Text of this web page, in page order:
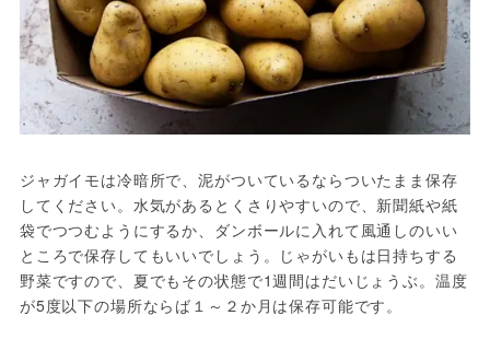
ジャガイモは冷暗所で、泥がついているならついたまま保存
してください。水気があるとくさりやすいので、新聞紙や紙
袋でつつむようにするか、ダンボールに入れて風通しのいい
ところで保存してもいいでしょう。じゃがいもは日持ちする
野菜ですので、夏でもその状態で1週間はだいじょうぶ。温度
が5度以下の場所ならば１～２か月は保存可能です。